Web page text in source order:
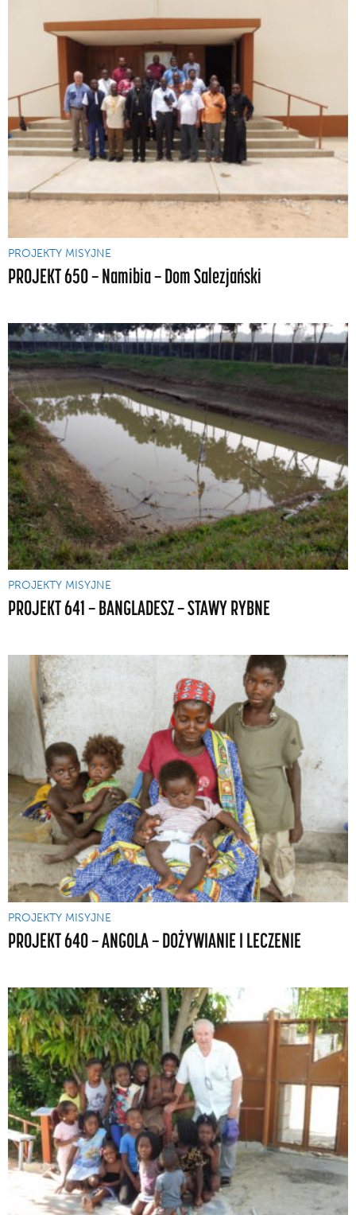
PROJEKTY MISYJNE
PROJEKT 650 — Namibia — Dom Salezjański
PROJEKTY MISYJNE
PROJEKT 641 — BANGLADESZ — STAWY RYBNE
PROJEKTY MISYJNE
PROJEKT 640 — ANGOLA — DOŻYWIANIE I LECZENIE